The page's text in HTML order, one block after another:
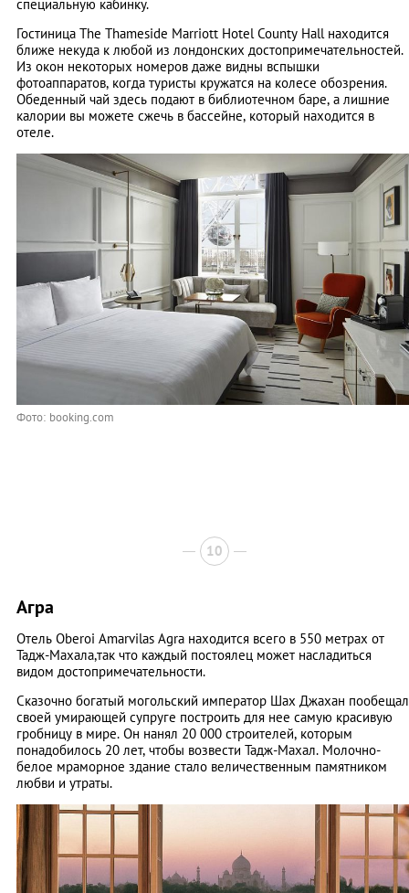
специальную кабинку.
Гостиница The Thameside Marriott Hotel County Hall находится
ближе некуда к любой из лондонских достопримечательностей.
Из окон некоторых номеров даже видны вспышки
фотоаппаратов, когда туристы кружатся на колесе обозрения.
Обеденный чай здесь подают в библиотечном баре, а лишние
калории вы можете сжечь в бассейне, который находится в
отеле.
Фото: booking.com
10
Агра
Отель Oberoi Amarvilas Agra находится всего в 550 метрах от
Тадж-Махала,так что каждый постоялец может насладиться
видом достопримечательности.
Сказочно богатый могольский император Шах Джахан пообещал
своей умирающей супруге построить для нее самую красивую
гробницу в мире. Он нанял 20 000 строителей, которым
понадобилось 20 лет, чтобы возвести Тадж-Махал. Молочно-
белое мраморное здание стало величественным памятником
любви и утраты.